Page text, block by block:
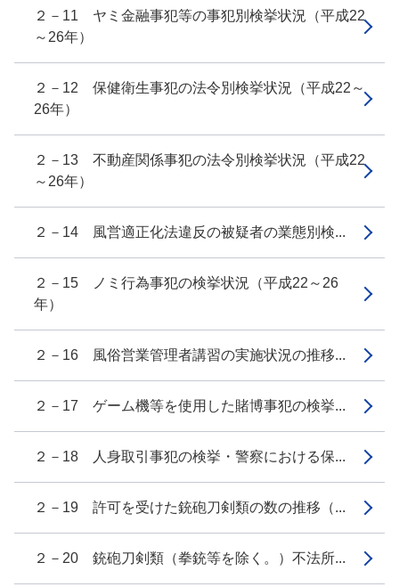
２－11 ヤミ金融事犯等の事犯別検挙状況（平成22
～26年）
２－12 保健衛生事犯の法令別検挙状況（平成22～
26年）
２－13 不動産関係事犯の法令別検挙状況（平成22
～26年）
２－14 風営適正化法違反の被疑者の業態別検...
２－15 ノミ行為事犯の検挙状況（平成22～26
年）
２－16 風俗営業管理者講習の実施状況の推移...
２－17 ゲーム機等を使用した賭博事犯の検挙...
２－18 人身取引事犯の検挙・警察における保...
２－19 許可を受けた銃砲刀剣類の数の推移（...
２－20 銃砲刀剣類（拳銃等を除く。）不法所...